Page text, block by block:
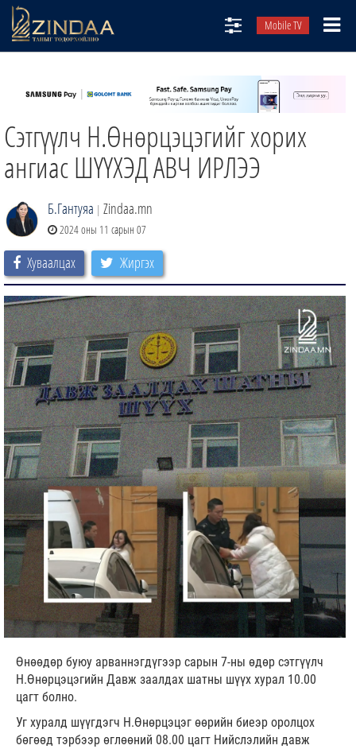
Mobile TV
ТВ8
ӨГЛӨӨНИЙ СОНИН
АУДИО ЗОХИОЛ
Сэтгүүлч Н.Өнөрцэцэгийг хорих
ангиас ШҮҮХЭД АВЧ ИРЛЭЭ
Б.Гантуяа | Zindaa.mn
2024 оны 11 сарын 07
Хуваалцах Жиргэх
Өнөөдөр буюу арваннэгдүгээр сарын 7-ны өдөр сэтгүүлч
Н.Өнөрцэцэгийн Давж заалдах шатны шүүх хурал 10.00
цагт болно.
Уг хуралд шүүгдэгч Н.Өнөрцэцэг өөрийн биеэр оролцох
бөгөөд тэрбээр өглөөний 08.00 цагт Нийслэлийн давж